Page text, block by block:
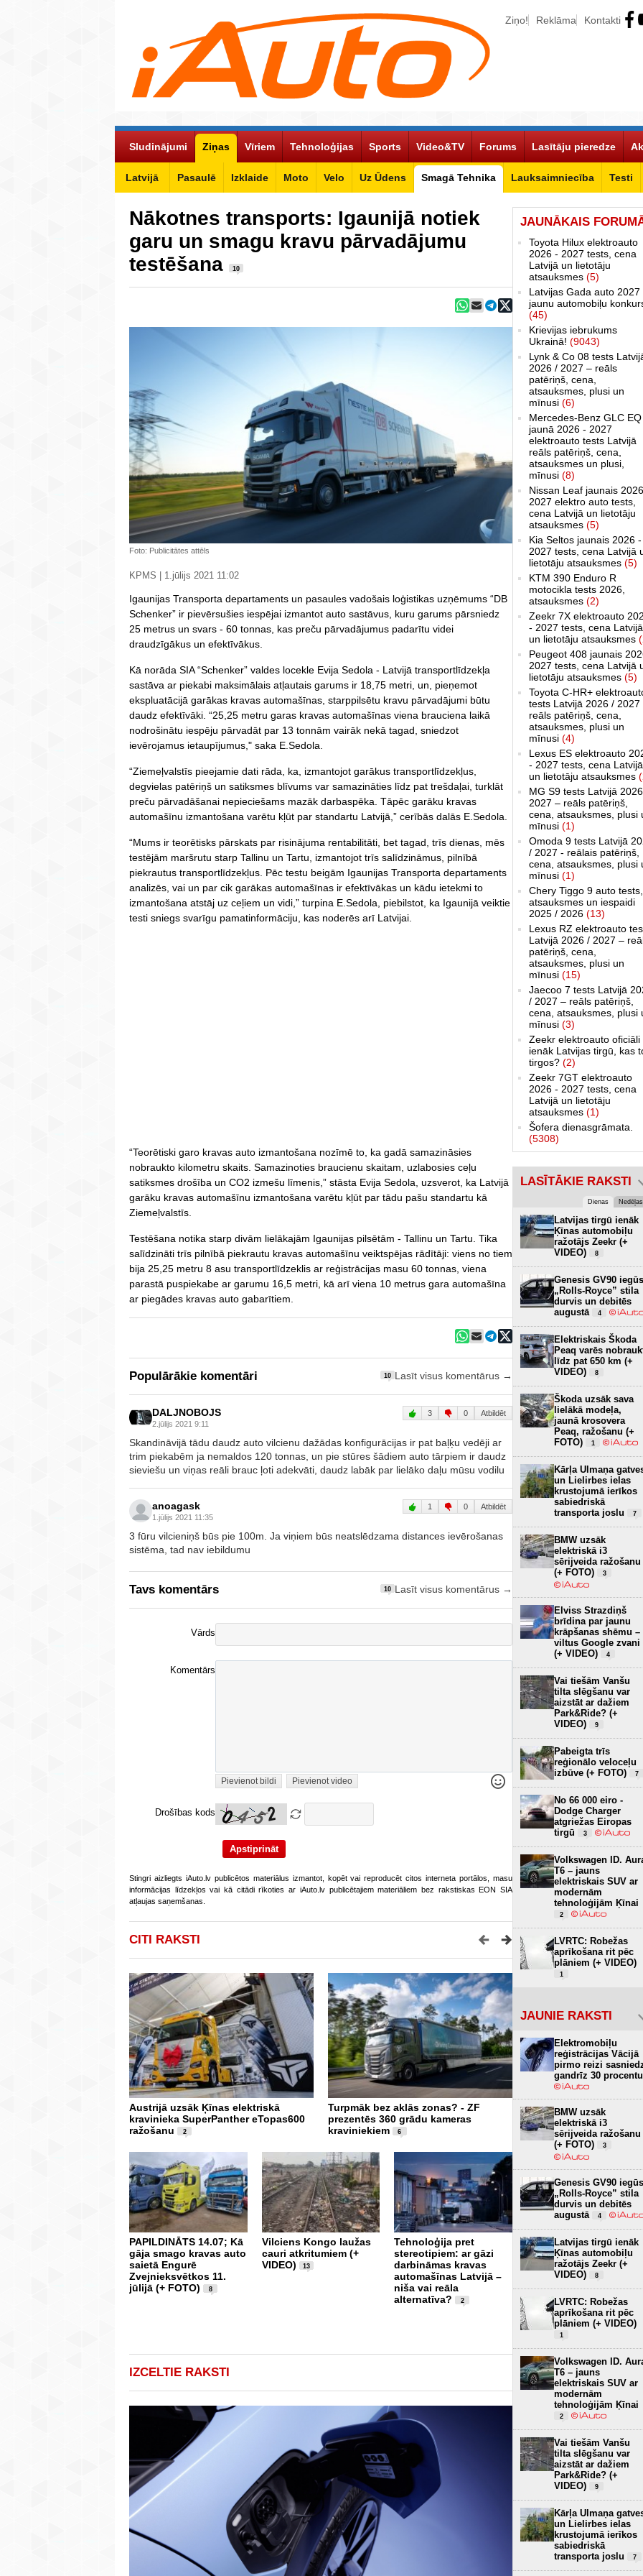
Ziņo! Reklāma Kontakti
Sludinājumi Ziņas
Latvijā Pasaulē Izklaide Moto Velo Uz Ūdens Smagā Tehnika Lauksaimniecība Testi
Vīriem Tehnoloģijas Sports Video&TV Forums Lasītāju pieredze
Nākotnes transports: Igaunijā notiek
garu un smagu kravu pārvadājumu
testēšana
10
Foto: Publicitātes attēls
KPMS | 1.jūlijs 2021 11:02
Igaunijas Transporta departaments un pasaules vadošais loģistikas uzņēmums “DB
Schenker” ir pievērsušies iespējai izmantot auto sastāvus, kuru garums pārsniedz
25 metrus un svars - 60 tonnas, kas preču pārvadājumus padarītu videi
draudzīgākus un efektīvākus.
Kā norāda SIA “Schenker” valdes locekle Evija Sedola - Latvijā transportlīdzekļa
sastāva ar piekabi maksimālais atļautais garums ir 18,75 metri, un, pieņemot
ekspluatācijā garākas kravas automašīnas, starppilsētu kravu pārvadājumi būtu
daudz efektīvāki. “25,25 metru garas kravas automašīnas viena brauciena laikā
nodrošinātu iespēju pārvadāt par 13 tonnām vairāk nekā tagad, sniedzot
ievērojamus ietaupījumus," saka E.Sedola.
“Ziemeļvalstīs pieejamie dati rāda, ka, izmantojot garākus transportlīdzekļus,
degvielas patēriņš un satiksmes blīvums var samazināties līdz pat trešdaļai, turklāt
preču pārvadāšanai nepieciešams mazāk darbaspēka. Tāpēc garāku kravas
automašīnu izmantošana varētu kļūt par standartu Latvijā,” cerībās dalās E.Sedola.
“Mums ir teorētisks pārskats par risinājuma rentabilitāti, bet tagad, trīs dienas, mēs
testējām maršrutu starp Tallinu un Tartu, izmantojot trīs salīdzināmus, pilnībā
piekrautus transportlīdzekļus. Pēc testu beigām Igaunijas Transporta departaments
analizēs, vai un par cik garākas automašīnas ir efektīvākas un kādu ietekmi to
izmantošana atstāj uz ceļiem un vidi,” turpina E.Sedola, piebilstot, ka Igaunijā veiktie
testi sniegs svarīgu pamatinformāciju, kas noderēs arī Latvijai.
“Teorētiski garo kravas auto izmantošana nozīmē to, ka gadā samazināsies
nobraukto kilometru skaits. Samazinoties braucienu skaitam, uzlabosies ceļu
satiksmes drošība un CO2 izmešu līmenis,” stāsta Evija Sedola, uzsverot, ka Latvijā
garāku kravas automašīnu izmantošana varētu kļūt par tādu pašu standartu kā
Ziemeļvalstīs.
Testēšana notika starp divām lielākajām Igaunijas pilsētām - Tallinu un Tartu. Tika
salīdzināti trīs pilnībā piekrautu kravas automašīnu veiktspējas rādītāji: viens no tiem
bija 25,25 metru 8 asu transportlīdzeklis ar reģistrācijas masu 60 tonnas, viena
parastā puspiekabe ar garumu 16,5 metri, kā arī viena 10 metrus gara automašīna
ar piegādes kravas auto gabarītiem.
Populārākie komentāri 10 Lasīt visus komentārus →
DALJNOBOJS
2.jūlijs 2021 9:11
3 0 Atbildēt
Skandināvijā tādu daudz auto vilcienu dažādas konfigurācijas ir pat baļķu vedēji ar
trim piekabēm ja nemaldos 120 tonnas, un pie stūres šādiem auto tārpiem ir daudz
sieviešu un viņas reāli brauc ļoti adekvāti, daudz labāk par lielāko daļu mūsu vodilu
anoagask
1.jūlijs 2021 11:35
1 0 Atbildēt
3 fūru vilcieniņš būs pie 100m. Ja viņiem būs neatslēdzama distances ievērošanas
sistēma, tad nav iebildumu
Tavs komentārs 10 Lasīt visus komentārus →
Vārds
Komentārs
Pievienot bildi Pievienot video
Drošības kods
Stingri aizliegts iAuto.lv publicētos materiālus izmantot, kopēt vai reproducēt citos interneta portālos, masu
informācijas līdzekļos vai kā citādi rīkoties ar iAuto.lv publicētajiem materiāliem bez rakstiskas EON SIA
atļaujas saņemšanas.
CITI RAKSTI
Austrijā uzsāk Ķīnas elektriskā
kravinieka SuperPanther eTopas600
ražošanu
2
Turpmāk bez aklās zonas? - ZF
prezentēs 360 grādu kameras
kraviniekiem
6
PAPILDINĀTS 14.07; Kā
gāja smago kravas auto
saietā Engurē
Zvejnieksvētkos 11.
jūlijā (+ FOTO)
8
Vilciens Kongo laužas
cauri atkritumiem (+
VIDEO)
13
Tehnoloģija pret
stereotipiem: ar gāzi
darbināmas kravas
automašīnas Latvijā –
niša vai reāla
alternatīva?
2
Beidzot vērtēs kravas
uzsākta jauna Euro NCAP
ASV uzņēmums izstrādā
elektrisku, autonomi
braucošu kravas auto
bez kabīnes (+ FOTO)
5
IZCELTIE RAKSTI
JAUNĀKAIS
Toyota Hilux elektroauto
2026 - 2027 tests, cena
Latvijā un lietotāju
atsauksmes (5)
Latvijas Gada auto 2027
jaunu automobiļu
(45)
Krievijas iebrukums
Ukrainā! (9043)
Lynk & Co 08 tests
2026 / 2027 – reāls
patēriņš, cena,
atsauksmes, plusi un
mīnusi (6)
Mercedes-Benz GLC EQ
jaunā 2026 - 2027
elektroauto tests Latvijā
reāls patēriņš, cena,
atsauksmes un plusi,
mīnusi (8)
Nissan Leaf jaunais
2027 elektro auto tests,
cena Latvijā un lietotāju
atsauksmes (5)
Kia Seltos jaunais 2026 -
2027 tests, cena Latvijā
lietotāju atsauksmes (5)
KTM 390 Enduro R
motocikla tests 2026,
atsauksmes (2)
Zeekr 7X elektroauto
- 2027 tests, cena Latvijā
un lietotāju atsauksmes
Peugeot 408 jaunais
2027 tests, cena Latvijā
lietotāju atsauksmes (5)
Toyota C-HR+
tests Latvijā 2026 / 2027
reāls patēriņš, cena,
atsauksmes, plusi un
mīnusi (4)
Lexus ES elektroauto
- 2027 tests, cena Latvijā
un lietotāju atsauksmes
MG S9 tests Latvijā
2027 – reāls patēriņš,
cena, atsauksmes, plusi
mīnusi (1)
Omoda 9 tests Latvijā
/ 2027 - reālais patēriņš,
cena, atsauksmes, plusi
mīnusi (1)
Chery Tiggo 9 auto tests,
atsauksmes un iespaidi
2025 / 2026 (13)
Lexus RZ elektroauto
Latvijā 2026 / 2027 –
patēriņš, cena,
atsauksmes, plusi un
mīnusi (15)
Jaecoo 7 tests Latvijā
/ 2027 – reāls patēriņš,
cena, atsauksmes, plusi
mīnusi (3)
Zeekr elektroauto oficiāli
ienāk Latvijas tirgū, kas
tirgos? (2)
Zeekr 7GT elektroauto
2026 - 2027 tests, cena
Latvijā un lietotāju
atsauksmes (1)
Šofera dienasgrāmata.
(5308)
LASĪTĀKIE RAKSTI
Dienas Nedēļas
Latvijas tirgū ienāk
Ķīnas automobiļu
ražotājs Zeekr (+
VIDEO)
8
Genesis GV90 iegūs
„Rolls-Royce” stila
durvis un debitēs
augustā
4
Elektriskais Škoda
Peaq varēs
līdz pat 650 km (+
VIDEO)
8
Škoda uzsāk sava
lielākā modeļa,
jaunā krosovera
Peaq, ražošanu (+
FOTO)
1
Kārļa Ulmaņa
un Lielirbes ielas
krustojumā ierīkos
sabiedriskā
transporta joslu
7
BMW uzsāk
elektriskā i3
sērijveida ražošanu
(+ FOTO)
3
Elviss Strazdiņš
brīdina par jaunu
krāpšanas shēmu –
viltus Google zvani
(+ VIDEO)
4
Vai tiešām Vanšu
tilta slēgšanu var
aizstāt ar dažiem
Park&Ride? (+
VIDEO)
9
Pabeigta trīs
reģionālo veloceļu
izbūve (+ FOTO)
7
No 66 000 eiro -
Dodge Charger
atgriežas Eiropas
tirgū
3
Volkswagen ID.
T6 – jauns
elektriskais SUV ar
modernām
tehnoloģijām Ķīnai
2
LVRTC: Robežas
aprīkošana rit pēc
plāniem (+ VIDEO)
1
JAUNIE RAKSTI
Elektromobiļu
reģistrācijas Vācijā
pirmo reizi
gandrīz 30
BMW uzsāk
elektriskā i3
sērijveida ražošanu
(+ FOTO)
3
Genesis GV90 iegūs
„Rolls-Royce” stila
durvis un debitēs
augustā
4
Latvijas tirgū ienāk
Ķīnas automobiļu
ražotājs Zeekr (+
VIDEO)
8
LVRTC: Robežas
aprīkošana rit pēc
plāniem (+ VIDEO)
1
Volkswagen ID.
T6 – jauns
elektriskais SUV ar
modernām
tehnoloģijām Ķīnai
2
Vai tiešām Vanšu
tilta slēgšanu var
aizstāt ar dažiem
Park&Ride? (+
VIDEO)
9
Kārļa Ulmaņa
un Lielirbes ielas
krustojumā ierīkos
sabiedriskā
transporta joslu
7